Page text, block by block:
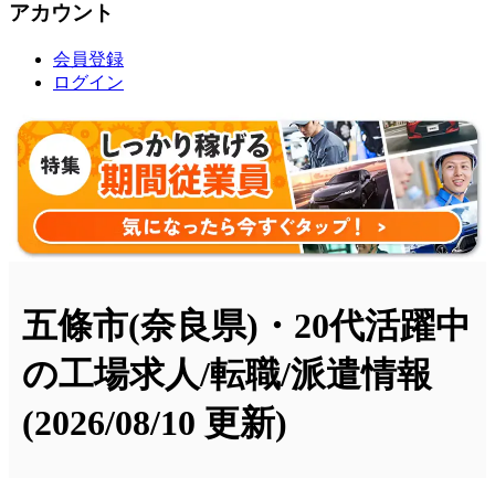
アカウント
会員登録
ログイン
五條市(奈良県)・20代活躍中
の工場求人/転職/派遣情報
(2026/08/10 更新)